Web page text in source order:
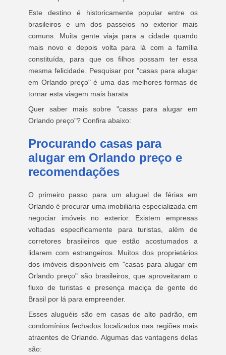
Este destino é historicamente popular entre os
brasileiros e um dos passeios no exterior mais
comuns. Muita gente viaja para a cidade quando
mais novo e depois volta para lá com a família
constituída, para que os filhos possam ter essa
mesma felicidade. Pesquisar por "casas para alugar
em Orlando preço" é uma das melhores formas de
tornar esta viagem mais barata
Quer saber mais sobre "casas para alugar em
Orlando preço"? Confira abaixo:
Procurando casas para
alugar em Orlando preço e
recomendações
O primeiro passo para um aluguel de férias em
Orlando é procurar uma imobiliária especializada em
negociar imóveis no exterior. Existem empresas
voltadas especificamente para turistas, além de
corretores brasileiros que estão acostumados a
lidarem com estrangeiros. Muitos dos proprietários
dos imóveis disponíveis em "casas para alugar em
Orlando preço" são brasileiros, que aproveitaram o
fluxo de turistas e presença maciça de gente do
Brasil por lá para empreender.
Esses aluguéis são em casas de alto padrão, em
condomínios fechados localizados nas regiões mais
atraentes de Orlando. Algumas das vantagens delas
são: